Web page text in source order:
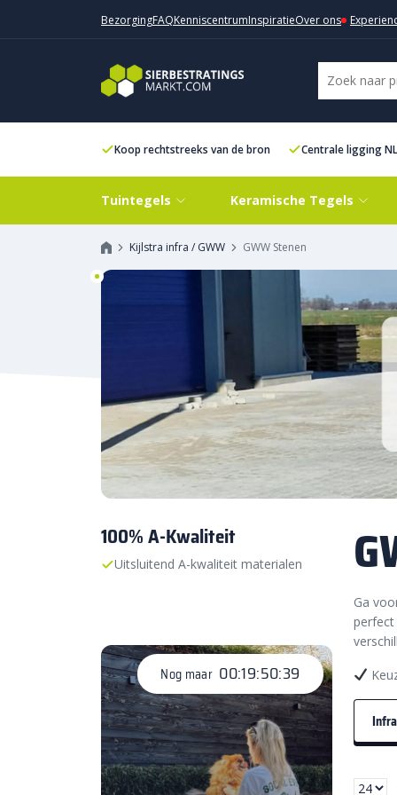
BezorgingFAQKenniscentrumInspiratieOver ons
Koop rechtstreeks van de bron Centrale ligging NL
Tuintegels Keramische Tegels
Kijlstra infra / GWW GWW Stenen
100% A-Kwaliteit
Uitsluitend A-kwaliteit materialen
Nog maar 00:19:50:38
Ga
perfect